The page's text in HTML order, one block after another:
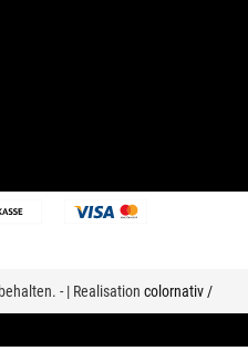
- | Realisation colornativ /